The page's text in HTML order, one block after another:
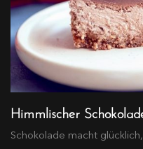
Himmlischer
Schokolade macht